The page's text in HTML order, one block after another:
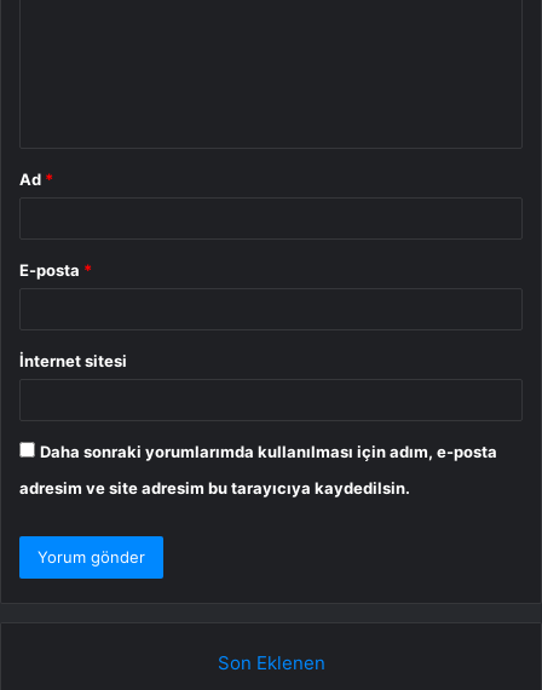
Ad *
E-posta *
İnternet sitesi
Daha sonraki yorumlarımda kullanılması için adım, e-posta
adresim ve site adresim bu tarayıcıya kaydedilsin.
Son Eklenen